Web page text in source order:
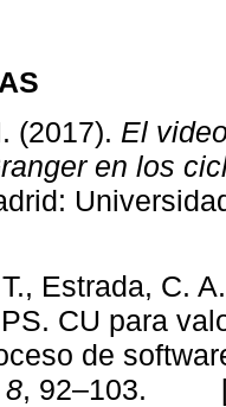
(2017). El
en los
Estrada, C.
CU para
de
8, 92–103.